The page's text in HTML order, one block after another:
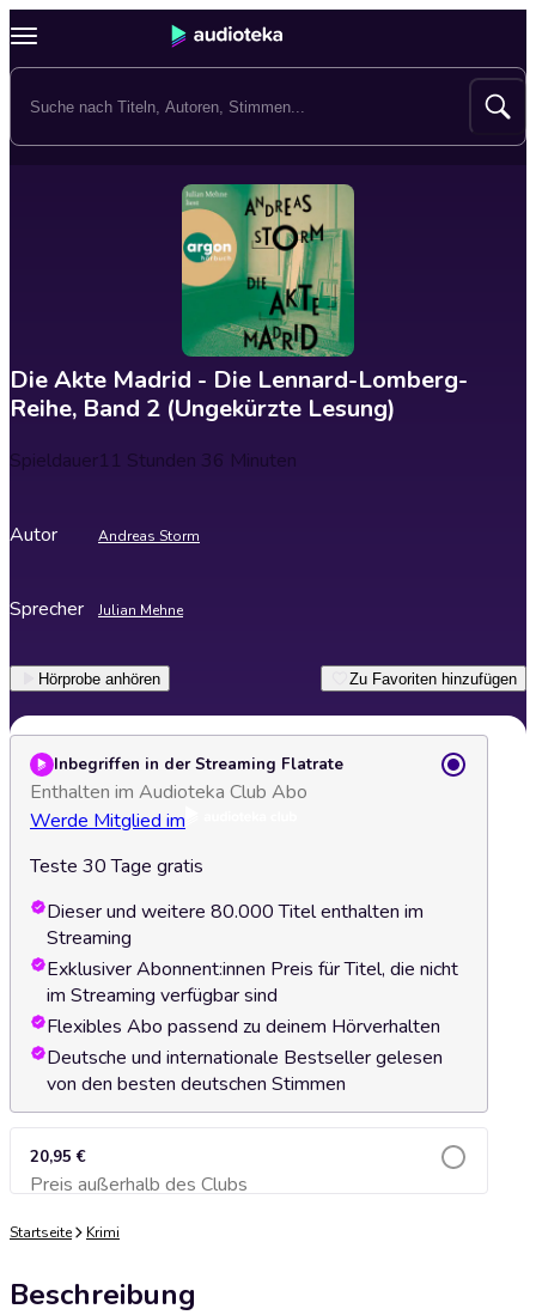
Die Akte Madrid - Die Lennard-Lomberg-
Reihe, Band 2 (Ungekürzte Lesung)
Spieldauer11 Stunden 36 Minuten
Autor Andreas Storm
Sprecher Julian Mehne
Hörprobe anhören Zu Favoriten hinzufügen
Inbegriffen in der Streaming Flatrate
Enthalten im Audioteka Club Abo
Werde Mitglied im
Teste 30 Tage gratis
Dieser und weitere 80.000 Titel enthalten im
Streaming
Exklusiver Abonnent:innen Preis für Titel, die nicht
im Streaming verfügbar sind
Flexibles Abo passend zu deinem Hörverhalten
Deutsche und internationale Bestseller gelesen
von den besten deutschen Stimmen
20,95 €
Preis außerhalb des ClubsZum Warenkorb hinzufügen
Startseite Krimi
Beschreibung